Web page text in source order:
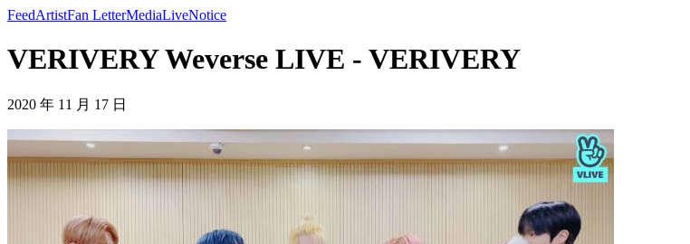
FeedArtistFan LetterMediaLiveNotice
VERIVERY Weverse LIVE - VERIVERY
2020 年 11 月 17 日